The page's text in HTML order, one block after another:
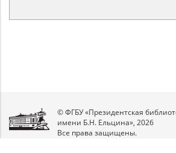
© ФГБУ «Президентская
имени Б.Н. Ельцина», 2026
Все права защищены.